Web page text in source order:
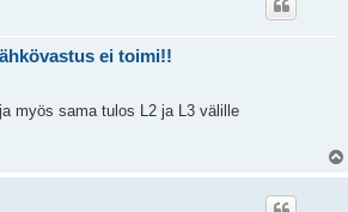
ei toimi!!
myös sama tulos L2 ja L3 välille